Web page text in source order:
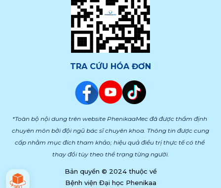
TRA CỨU HÓA ĐƠN
*Toàn bộ nội dung trên website PhenikaaMec đã được thẩm định
chuyên môn bởi đội ngũ bác sĩ chuyên khoa. Thông tin được cung
cấp nhằm mục đích tham khảo; hiệu quả điều trị thực tế có thể
thay đổi tùy theo thể trạng từng người.
Bản quyền © 2024 thuộc về
Bệnh viện Đại học Phenikaa